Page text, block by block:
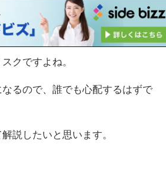
クですよね。
るので、誰でも心配するはずで
説したいと思います。